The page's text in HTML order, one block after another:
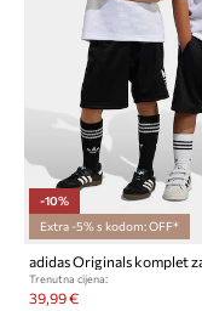
-10%
Extra -5% s kodom: OFF*
adidas Originals komplet
Trenutna cijena:
39,99 €